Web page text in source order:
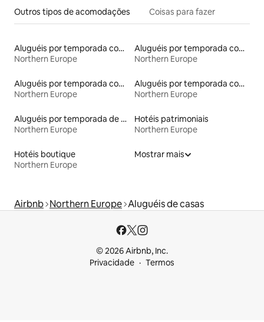
Outros tipos de acomodações Coisas para fazer
Aluguéis por temporada com caiaque
Northern Europe
Aluguéis por temporada com sauna
Northern Europe
Aluguéis por temporada com acesso ao lago
Northern Europe
Aluguéis por temporada com banheiro para PCD
Northern Europe
Aluguéis por temporada de celeiros
Northern Europe
Hotéis patrimoniais
Northern Europe
Hotéis boutique
Northern Europe
Mostrar mais
Airbnb Northern Europe Aluguéis de casas
© 2026 Airbnb, Inc.
Privacidade
Termos